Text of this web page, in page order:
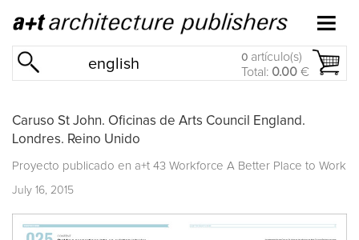
english 0 artículo(s)
Total: 0.00 €
Caruso St John. Oficinas de Arts Council England.
Londres. Reino Unido
Proyecto publicado en a+t 43 Workforce A Better Place to Work
July 16, 2015